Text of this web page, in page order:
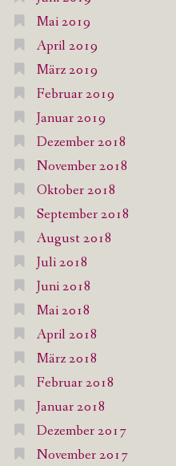
Mai 2019
April 2019
März 2019
Februar 2019
Januar 2019
Dezember 2018
November 2018
Oktober 2018
September 2018
August 2018
Juli 2018
Juni 2018
Mai 2018
April 2018
März 2018
Februar 2018
Januar 2018
Dezember 2017
November 2017